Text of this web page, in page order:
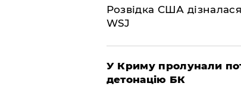
Розвідка США
WSJ
У Криму пролунали
детонацію БК